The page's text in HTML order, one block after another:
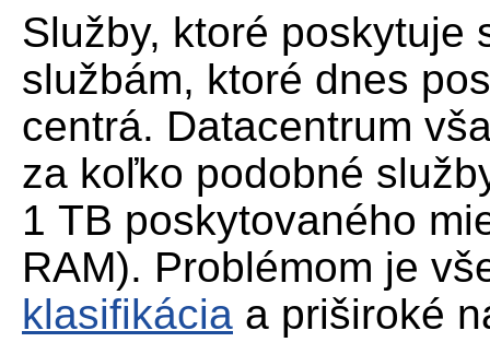
Služby, ktoré poskytuje
službám, ktoré dnes
centrá. Datacentrum
za koľko podobné
1 TB poskytovaného
RAM). Problémom je
klasifikácia a priširoké